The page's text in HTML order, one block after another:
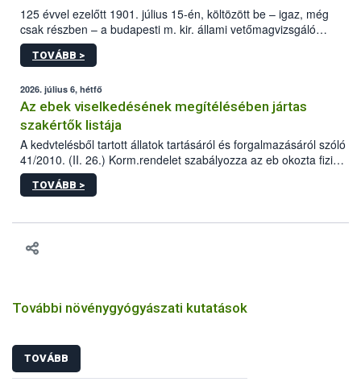
125 évvel ezelőtt 1901. július 15-én, költözött be – igaz, még
csak részben – a budapesti m. kir. állami vetőmagvizsgáló
állomás a Kis Rókus utca 15. szám alatti, Czigler Győző által
tervezett új épületébe.
TOVÁBB >
2026. július 6, hétfő
Az ebek viselkedésének megítélésében jártas
szakértők listája
A kedvtelésből tartott állatok tartásáról és forgalmazásáról szóló
41/2010. (II. 26.) Korm.rendelet szabályozza az eb okozta fizikai
sérülés, illetve ennek veszélye keletkezésekor felmerülő
hatósági feladatokat, valamint a veszélyes eb tartását és annak
vonni az ebek viselkedésének megítélésében jártas szakértőt.
TOVÁBB >
További növénygyógyászati kutatások
TOVÁBB